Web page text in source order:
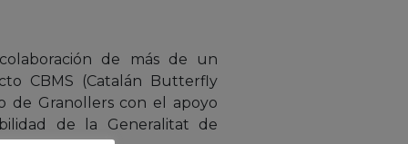
de más de un
CBMS (Catalán Butterfly
de Granollers con el apoyo
de la Generalitat de